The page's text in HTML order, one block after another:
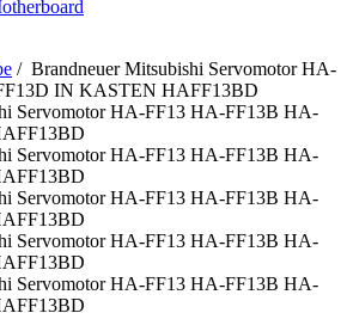
/ Brandneuer Mitsubishi Servomotor HA-
IN KASTEN HAFF13BD